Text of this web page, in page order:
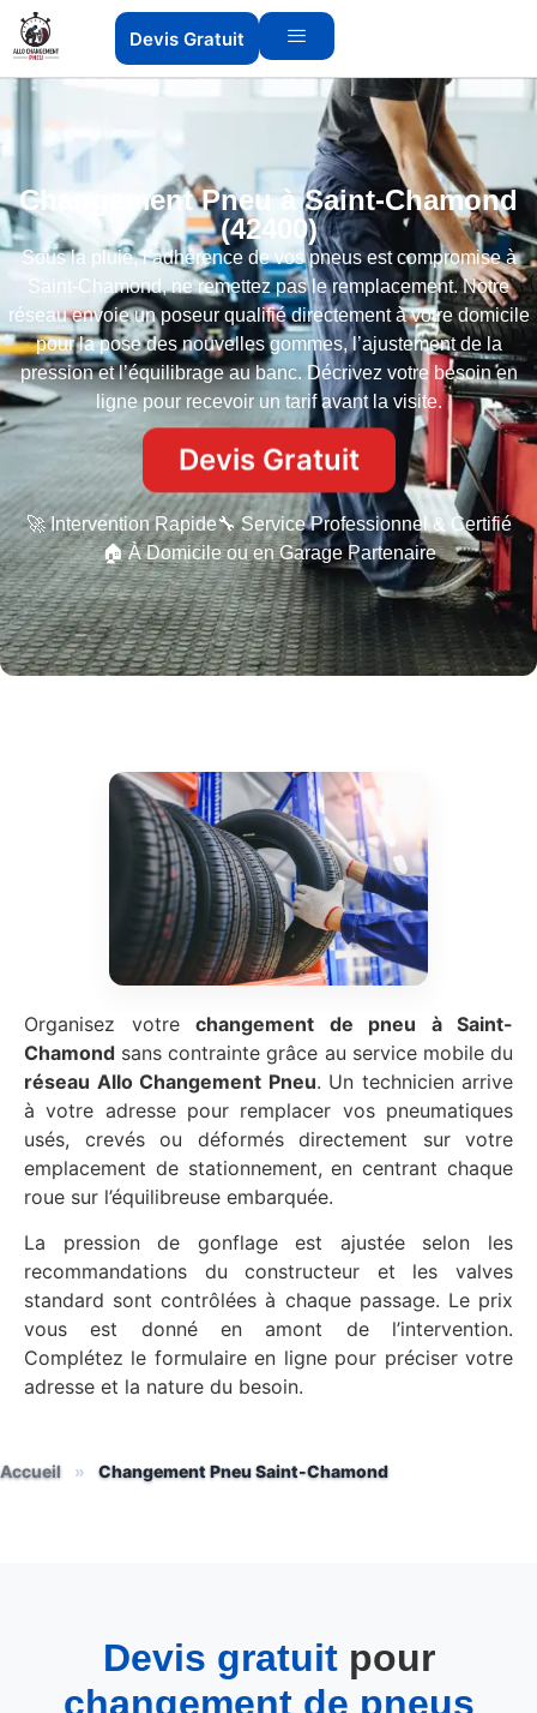
Devis Gratuit
Changement Pneu à Saint-Chamond
(42400)
Sous la pluie, l’adhérence de vos pneus est compromise à
Saint-Chamond, ne remettez pas le remplacement. Notre
réseau envoie un poseur qualifié directement à votre domicile
pour la pose des nouvelles gommes, l’ajustement de la
pression et l’équilibrage au banc. Décrivez votre besoin en
ligne pour recevoir un tarif avant la visite.
Devis Gratuit
🚀 Intervention Rapide🔧 Service Professionnel & Certifié
🏠 À Domicile ou en Garage Partenaire
Organisez votre changement de pneu à Saint-
Chamond sans contrainte grâce au service mobile du
réseau Allo Changement Pneu. Un technicien arrive
à votre adresse pour remplacer vos pneumatiques
usés, crevés ou déformés directement sur votre
emplacement de stationnement, en centrant chaque
roue sur l’équilibreuse embarquée.
La pression de gonflage est ajustée selon les
recommandations du constructeur et les valves
standard sont contrôlées à chaque passage. Le prix
vous est donné en amont de l’intervention.
Complétez le formulaire en ligne pour préciser votre
adresse et la nature du besoin.
Accueil » Changement Pneu Saint-Chamond
Devis gratuitpour
changement de pneus